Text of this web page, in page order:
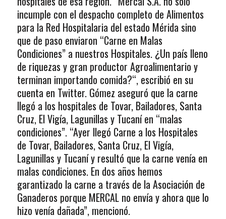
incumple con el despacho completo de Alimentos
para la Red Hospitalaria del estado Mérida sino
que de paso enviaron “Carne en Malas
Condiciones” a nuestros Hospitales. ¿Un país lleno
de riquezas y gran productor Agroalimentario y
terminan importando comida?“, escribió en su
cuenta en Twitter. Gómez aseguró que la carne
llegó a los hospitales de Tovar, Bailadores, Santa
Cruz, El Vigía, Lagunillas y Tucaní en “malas
condiciones”. “Ayer llegó Carne a los Hospitales
de Tovar, Bailadores, Santa Cruz, El Vigía,
Lagunillas y Tucaní y resultó que la carne venía en
malas condiciones. En dos años hemos
garantizado la carne a través de la Asociación de
Ganaderos porque MERCAL no envía y ahora que lo
hizo venía dañada”, mencionó.